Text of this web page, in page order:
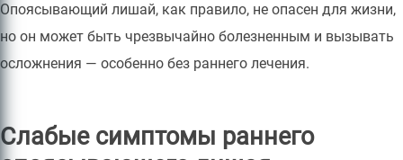
Опоясывающий лишай, как правило, не опасен для жизни,
но он может быть чрезвычайно болезненным и вызывать
осложнения — особенно без раннего лечения.
Слабые симптомы раннего